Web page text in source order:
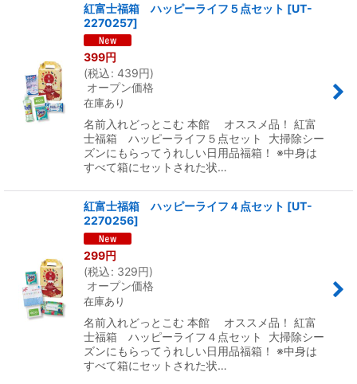
紅富士福箱 ハッピーライフ５点セット [UT-
2270257]
399円
(税込: 439円)
オープン価格
在庫あり
名前入れどっとこむ 本館 オススメ品！ 紅富
士福箱 ハッピーライフ５点セット 大掃除シー
ズンにもらってうれしい日用品福箱！ ※中身は
すべて箱にセットされた状…
紅富士福箱 ハッピーライフ４点セット [UT-
2270256]
299円
(税込: 329円)
オープン価格
在庫あり
名前入れどっとこむ 本館 オススメ品！ 紅富
士福箱 ハッピーライフ４点セット 大掃除シー
ズンにもらってうれしい日用品福箱！ ※中身は
すべて箱にセットされた状…